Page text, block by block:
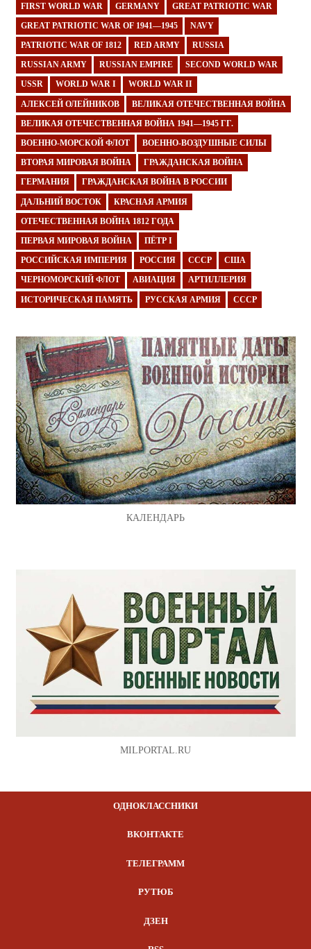
FIRST WORLD WAR GERMANY GREAT PATRIOTIC WAR
GREAT PATRIOTIC WAR OF 1941—1945 NAVY
PATRIOTIC WAR OF 1812 RED ARMY RUSSIA
RUSSIAN ARMY RUSSIAN EMPIRE SECOND WORLD WAR
USSR WORLD WAR I WORLD WAR II
АЛЕКСЕЙ ОЛЕЙНИКОВ ВЕЛИКАЯ ОТЕЧЕСТВЕННАЯ ВОЙНА
ВЕЛИКАЯ ОТЕЧЕСТВЕННАЯ ВОЙНА 1941—1945 ГГ.
ВОЕННО-МОРСКОЙ ФЛОТ ВОЕННО-ВОЗДУШНЫЕ СИЛЫ
ВТОРАЯ МИРОВАЯ ВОЙНА ГРАЖДАНСКАЯ ВОЙНА
ГЕРМАНИЯ ГРАЖДАНСКАЯ ВОЙНА В РОССИИ
ДАЛЬНИЙ ВОСТОК КРАСНАЯ АРМИЯ
ОТЕЧЕСТВЕННАЯ ВОЙНА 1812 ГОДА
ПЕРВАЯ МИРОВАЯ ВОЙНА ПЁТР I
РОССИЙСКАЯ ИМПЕРИЯ РОССИЯ СССР США
ЧЕРНОМОРСКИЙ ФЛОТ АВИАЦИЯ АРТИЛЛЕРИЯ
ИСТОРИЧЕСКАЯ ПАМЯТЬ РУССКАЯ АРМИЯ СССР
КАЛЕНДАРЬ
MILPORTAL.RU
ОДНОКЛАССНИКИ
ВКОНТАКТЕ
ТЕЛЕГРАММ
РУТЮБ
ДЗЕН